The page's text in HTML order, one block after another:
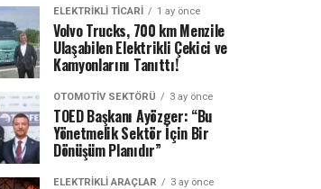
ELEKTRIKLI TICARI 1 ay önce
Volvo Trucks, 700 km Menzile
Ulaşabilen Elektrikli Çekici ve
Kamyonlarını Tanıttı!
OTOMOTIV SEKTÖRÜ 3 ay önce
TOED Başkanı Ayözger: “Bu
Yönetmelik Sektör İçin Bir
Dönüşüm Planıdır”
ELEKTRIKLI ARAÇLAR 3 ay önce